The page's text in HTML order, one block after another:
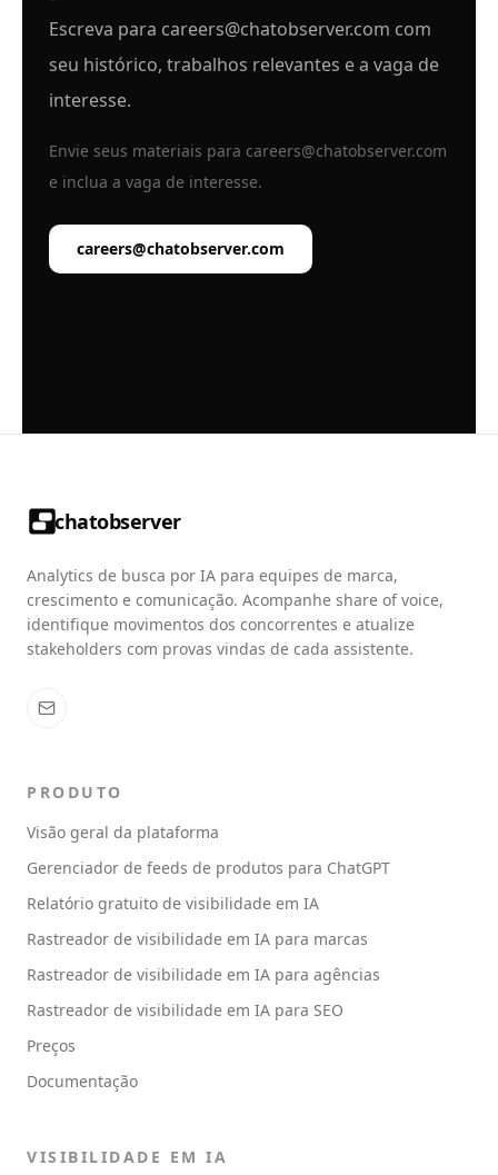
Escreva para careers@chatobserver.com com
seu histórico, trabalhos relevantes e a vaga de
interesse.
Envie seus materiais para careers@chatobserver.com
e inclua a vaga de interesse.
careers@chatobserver.com
chatobserver
Analytics de busca por IA para equipes de marca,
crescimento e comunicação. Acompanhe share of voice,
identifique movimentos dos concorrentes e atualize
stakeholders com provas vindas de cada assistente.
PRODUTO
Visão geral da plataforma
Gerenciador de feeds de produtos para ChatGPT
Relatório gratuito de visibilidade em IA
Rastreador de visibilidade em IA para marcas
Rastreador de visibilidade em IA para agências
Rastreador de visibilidade em IA para SEO
Preços
Documentação
VISIBILIDADE EM IA